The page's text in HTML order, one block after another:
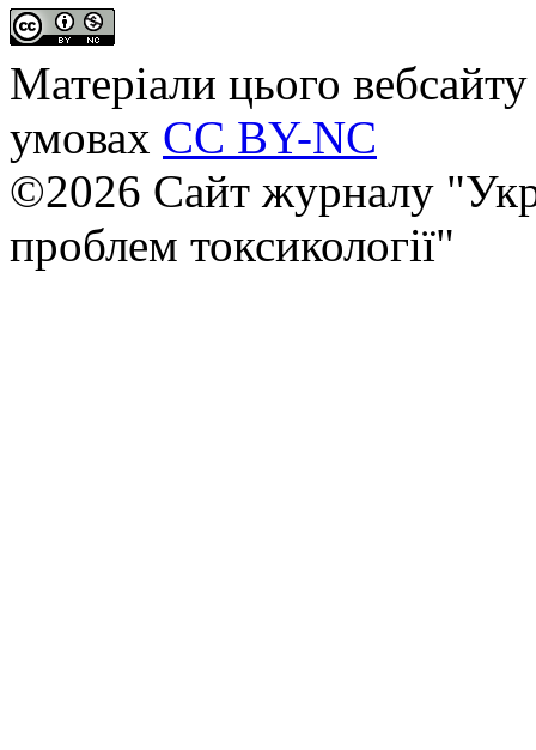
Матеріали цього
умовах CC BY-NC
©2026 Сайт журналу
проблем токсикології"